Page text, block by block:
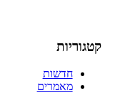
קטגוריות
חדשות
מאמרים